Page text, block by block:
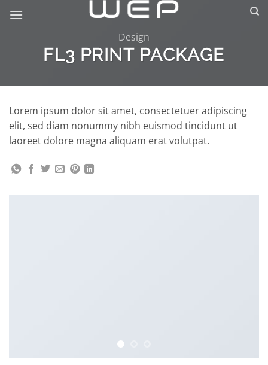
Design
FL3 PRINT PACKAGE
Lorem ipsum dolor sit amet, consectetuer adipiscing
elit, sed diam nonummy nibh euismod tincidunt ut
laoreet dolore magna aliquam erat volutpat.